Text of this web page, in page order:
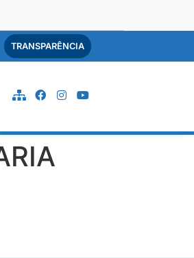
TRANSPARÊNCIA